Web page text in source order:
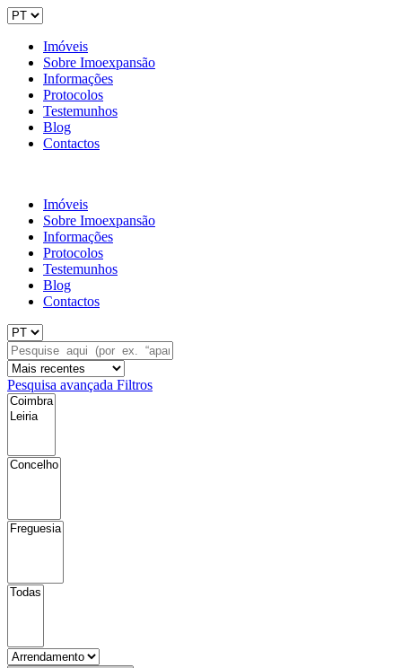
Imóveis
Sobre Imoexpansão
Informações
Protocolos
Testemunhos
Blog
Contactos
Imóveis
Sobre Imoexpansão
Informações
Protocolos
Testemunhos
Blog
Contactos
Pesquisa avançada Filtros